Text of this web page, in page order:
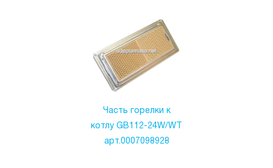
Часть горелки к
котлу GB112-24W/WT
арт.0007098928